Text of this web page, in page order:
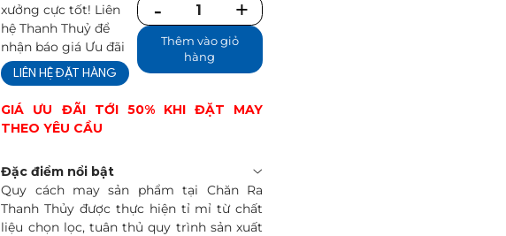
xưởng cực tốt! Liên
hệ Thanh Thuỷ để
nhận báo giá Ưu đãi
LIÊN HỆ ĐẶT HÀNG
Số
lượngThêm vào giỏ
hàng
GIÁ ƯU ĐÃI TỚI 50% KHI ĐẶT MAY
THEO YÊU CẦU
Đặc điểm nổi bật
Quy cách may sản phẩm tại Chăn Ra
Thanh Thủy được thực hiện tỉ mỉ từ chất
liệu chọn lọc, tuân thủ quy trình sản xuất